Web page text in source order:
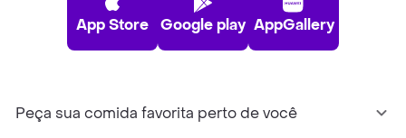
App Store Google play AppGallery
Peça sua comida favorita perto de você